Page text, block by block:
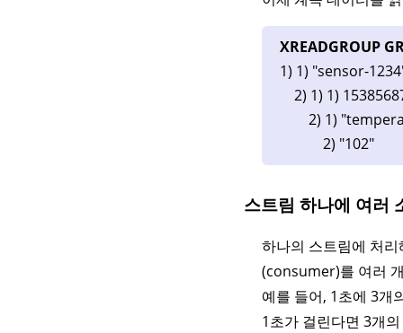
XREADGROUP
1) 1) "sensor-
2) 1) 1)
2) 1)
2) "102"
스트림 하나에 여러
하나의 스트림에 처
(consumer)를 여러
예를 들어, 1초에 3개
1초가 걸린다면 3개